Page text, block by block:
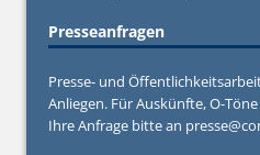
Presseanfragen
Presse- und
Anliegen. Für Auskünfte, O-
Ihre Anfrage bitte an